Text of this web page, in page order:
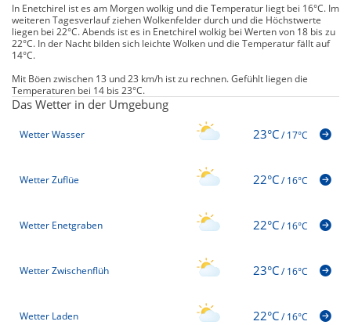
In Enetchirel ist es am Morgen wolkig und die Temperatur liegt bei 16°C. Im
weiteren Tagesverlauf ziehen Wolkenfelder durch und die Höchstwerte
liegen bei 22°C. Abends ist es in Enetchirel wolkig bei Werten von 18 bis zu
22°C. In der Nacht bilden sich leichte Wolken und die Temperatur fällt auf
14°C.
Mit Böen zwischen 13 und 23 km/h ist zu rechnen. Gefühlt liegen die
Temperaturen bei 14 bis 23°C.
Das Wetter in der Umgebung
Wetter Wasser 23°C/17°C
Wetter Zuflüe 22°C/16°C
Wetter Enetgraben 22°C/16°C
Wetter Zwischenflüh 23°C/16°C
Wetter Laden 22°C/16°C